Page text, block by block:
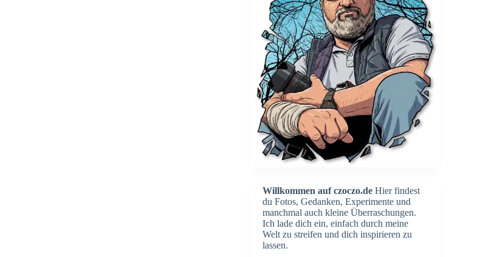
Willkommen auf czoczo.de Hier findest
du Fotos, Gedanken, Experimente und
manchmal auch kleine Überraschungen.
Ich lade dich ein, einfach durch meine
Welt zu streifen und dich inspirieren zu
lassen.